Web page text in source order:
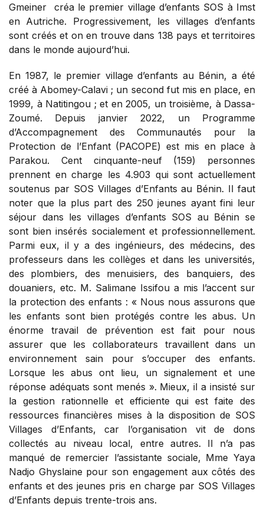
Gmeiner créa le premier village d’enfants SOS à Imst
en Autriche. Progressivement, les villages d’enfants
sont créés et on en trouve dans 138 pays et territoires
dans le monde aujourd’hui.
En 1987, le premier village d’enfants au Bénin, a été
créé à Abomey-Calavi ; un second fut mis en place, en
1999, à Natitingou ; et en 2005, un troisième, à Dassa-
Zoumé. Depuis janvier 2022, un Programme
d’Accompagnement des Communautés pour la
Protection de l’Enfant (PACOPE) est mis en place à
Parakou. Cent cinquante-neuf (159) personnes
prennent en charge les 4.903 qui sont actuellement
soutenus par SOS Villages d’Enfants au Bénin. Il faut
noter que la plus part des 250 jeunes ayant fini leur
séjour dans les villages d’enfants SOS au Bénin se
sont bien insérés socialement et professionnellement.
Parmi eux, il y a des ingénieurs, des médecins, des
professeurs dans les collèges et dans les universités,
des plombiers, des menuisiers, des banquiers, des
douaniers, etc. M. Salimane Issifou a mis l’accent sur
la protection des enfants : « Nous nous assurons que
les enfants sont bien protégés contre les abus. Un
énorme travail de prévention est fait pour nous
assurer que les collaborateurs travaillent dans un
environnement sain pour s’occuper des enfants.
Lorsque les abus ont lieu, un signalement et une
réponse adéquats sont menés ». Mieux, il a insisté sur
la gestion rationnelle et efficiente qui est faite des
ressources financières mises à la disposition de SOS
Villages d’Enfants, car l’organisation vit de dons
collectés au niveau local, entre autres. Il n’a pas
manqué de remercier l’assistante sociale, Mme Yaya
Nadjo Ghyslaine pour son engagement aux côtés des
enfants et des jeunes pris en charge par SOS Villages
d’Enfants depuis trente-trois ans.